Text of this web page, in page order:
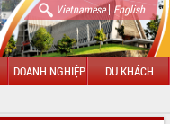
Vietnamese| English
DOANH NGHIỆP DU KHÁCH